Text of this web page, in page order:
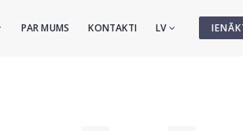
PAR MUMS KONTAKTI LV